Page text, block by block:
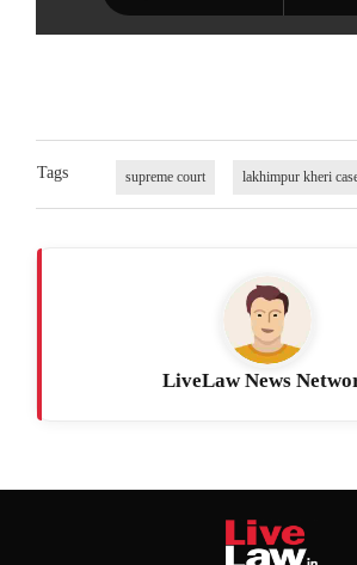
Tags supreme court lakhimpur kheri
LiveLaw News